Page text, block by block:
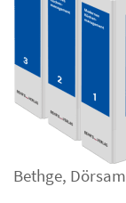
Bethge, Dörsam